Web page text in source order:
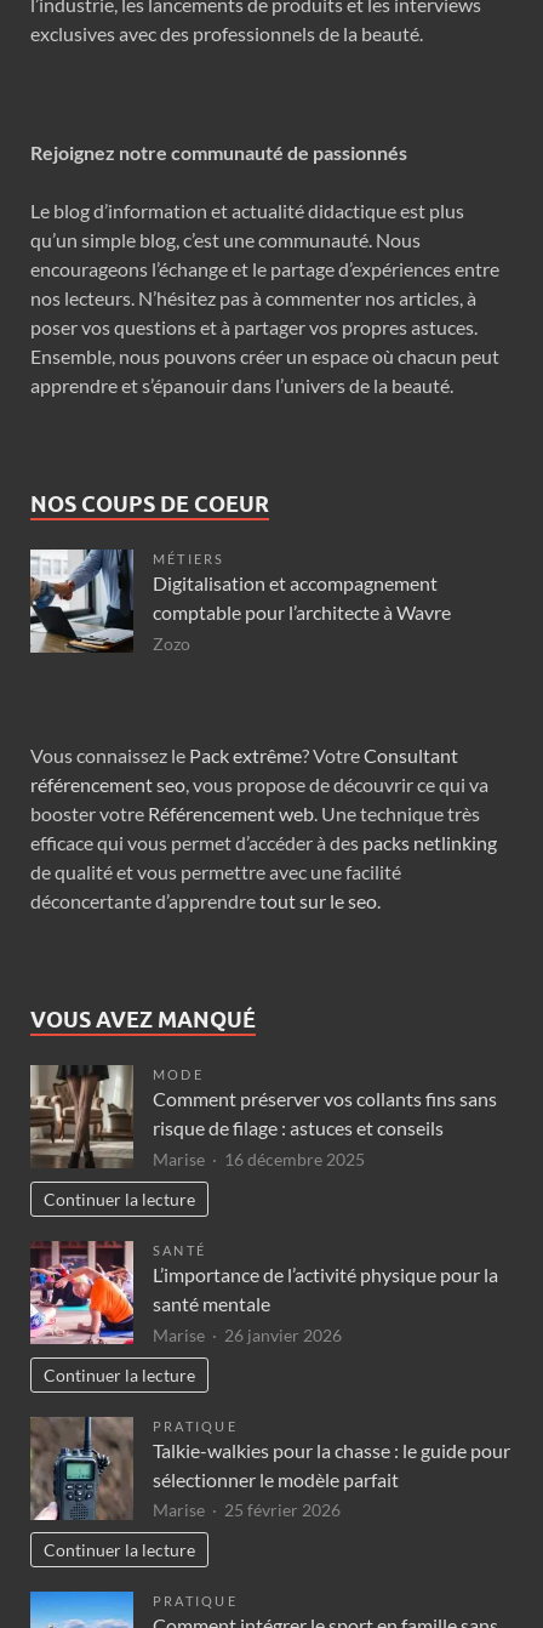
l’industrie, les lancements de produits et les interviews
exclusives avec des professionnels de la beauté.
Rejoignez notre communauté de passionnés
Le blog d’information et actualité didactique est plus
qu’un simple blog, c’est une communauté. Nous
encourageons l’échange et le partage d’expériences entre
nos lecteurs. N’hésitez pas à commenter nos articles, à
poser vos questions et à partager vos propres astuces.
Ensemble, nous pouvons créer un espace où chacun peut
apprendre et s’épanouir dans l’univers de la beauté.
NOS COUPS DE COEUR
MÉTIERS
Digitalisation et accompagnement
comptable pour l’architecte à Wavre
Zozo
Vous connaissez le Pack extrême? VotreConsultant
référencement seo, vous propose de découvrir ce qui va
booster votre Référencement web. Une technique très
efficace qui vous permet d’accéder à des packs netlinking
de qualité et vous permettre avec une facilité
déconcertante d’apprendretout sur le seo.
VOUS AVEZ MANQUÉ
MODE
Comment préserver vos collants fins sans
risque de filage : astuces et conseils
Marise
16 décembre 2025
Continuer la lecture
SANTÉ
L’importance de l’activité physique pour la
santé mentale
Marise
26 janvier 2026
Continuer la lecture
PRATIQUE
Talkie-walkies pour la chasse : le guide pour
sélectionner le modèle parfait
Marise
25 février 2026
Continuer la lecture
PRATIQUE